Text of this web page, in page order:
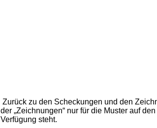
Zurück zu den Scheckungen und den
der „Zeichnungen“ nur für die Muster auf
Verfügung steht.